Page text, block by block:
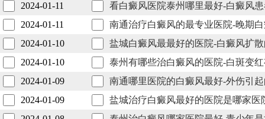
2024-01-11
看白癜风医院泰州哪里最好-白癜风
2024-01-11
南通治疗白癜风的最专业医院-晚期
2024-01-10
盐城白癜风最最好的医院-白癜风扩
2024-01-10
泰州有哪些治白癜风的医院-白斑变
2024-01-09
南通哪里医院的白癜风最好-外伤引
2024-01-09
盐城治疗白癜风最好的医院是哪家